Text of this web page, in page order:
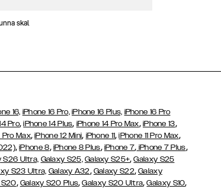
skal
16, iPhone 16 Pro, iPhone 16 Plus, iPhone 16 Pro
Pro,iPhone 14 Plus, iPhone 14 Pro Max, iPhone 13,
Pro Max,iPhone 12 Mini, iPhone 11,iPhone 11 Pro Max,
,iPhone 8, iPhone 8 Plus, iPhone 7, iPhone 7 Plus,
S26 Ultra, Galaxy S25, Galaxy S25+,Galaxy S25
S23 Ultra, Galaxy A32, Galaxy S22,Galaxy
S20, Galaxy S20 Plus,Galaxy S20 Ultra,Galaxy S10,